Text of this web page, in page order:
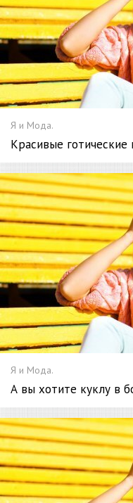
Я и Мода.
Красивые
Я и Мода.
А вы хотите куклу в